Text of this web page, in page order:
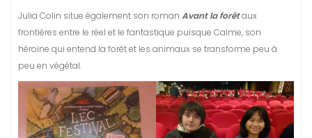
Julia Colin situe également son roman Avant la forêtaux
frontières entre le réel et le fantastique puisque Calme, son
héroïne qui entend la forêt et les animaux se transforme peu à
peu en végétal.